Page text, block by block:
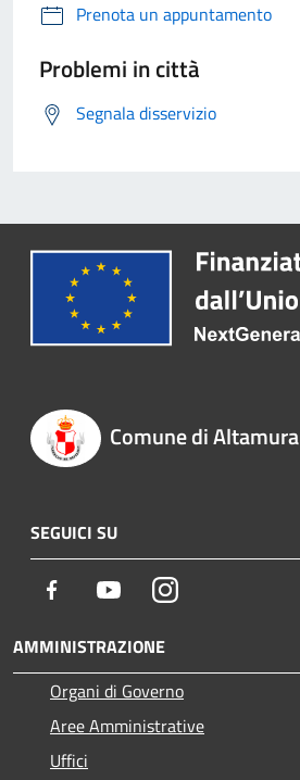
Prenota un appuntamento
Problemi in città
Segnala disservizio
Comune di Altamura
SEGUICI SU
Facebook YoutubeInstagram
AMMINISTRAZIONE
Organi di Governo
Aree Amministrative
Uffici